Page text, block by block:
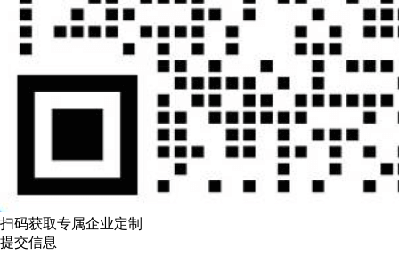
扫码获取专属企业定制
提交信息